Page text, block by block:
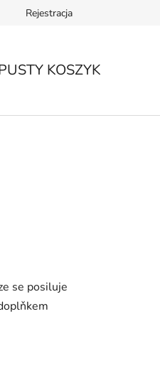
Rejestracja
KOSZYK
se posiluje